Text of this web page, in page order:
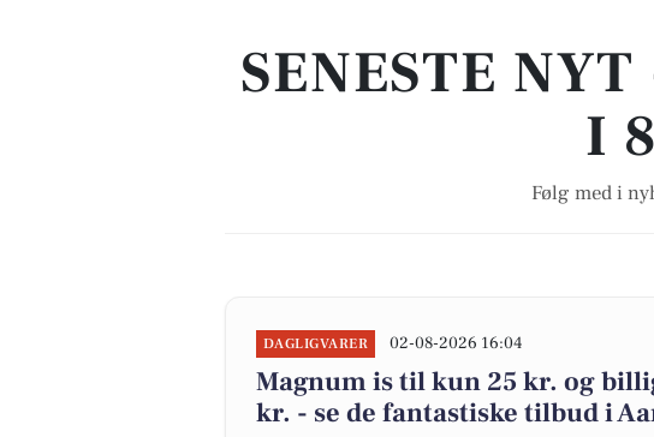
SENESTE
I
Følg med i
DAGLIGVARER 02-08-2026 16:04
Magnum is til kun 25 kr. og
kr. - se de fantastiske tilbud i